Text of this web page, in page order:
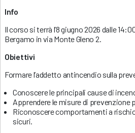
Info
Il corso si terrà l’8 giugno 2026 dalle
Bergamo in via Monte Gleno 2.
Obiettivi
Formare l’addetto antincendio sulla
Conoscere le principali cause di
Apprendere le misure di prevenzione
Riconoscere comportamenti a
sicuri.